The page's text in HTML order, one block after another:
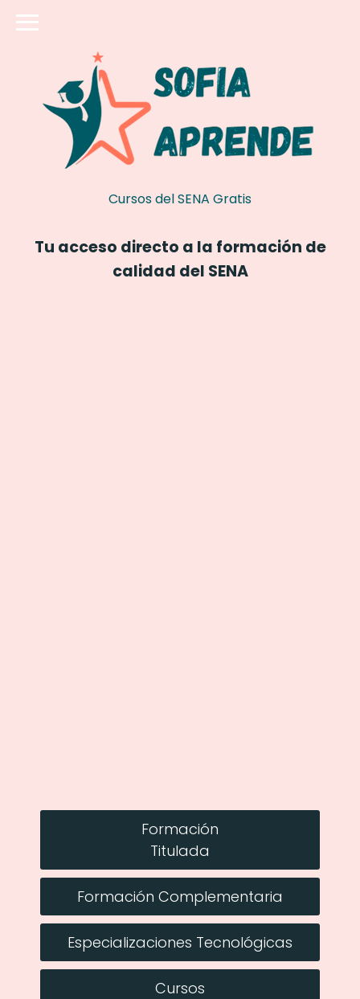
Cursos del SENA Gratis
Tu acceso directo a la formación de
calidad del SENA
Formación
Titulada
Formación Complementaria
Especializaciones Tecnológicas
Cursos